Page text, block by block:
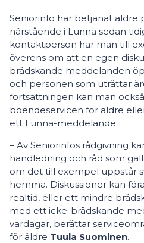
Seniorinfo har betjänat äldre
närstående i Lunna sedan
kontaktperson har man till
överens om att en egen
brådskande meddelanden
och personen som uträttar
fortsättningen kan man
boendeservicen för äldre
ett Lunna-meddelande.
– Av Seniorinfos rådgivning
handledning och råd som
om det till exempel uppstår
hemma. Diskussioner kan
realtid, eller ett mindre
med ett icke-brådskande
vardagar, berättar
för äldre Tuula Suominen.